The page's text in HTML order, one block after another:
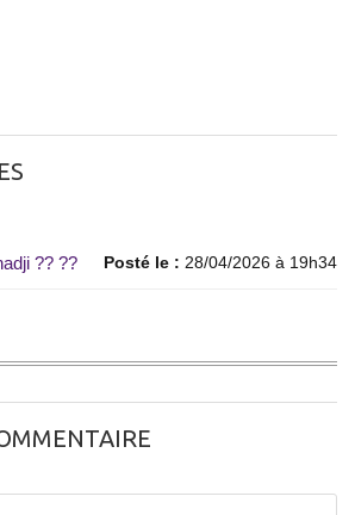
?? ?? Posté le : 28/04/2026 à 19h34